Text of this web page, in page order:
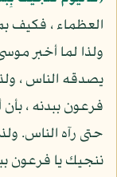
العظماء ، فكيف
ولذا لما أخبر
يصدقه الناس ،
فرعون ببدنه ،
حتى رآه الناس.
ننجيك يا فرعون